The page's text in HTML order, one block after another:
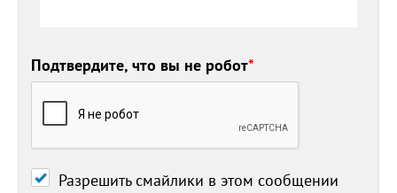
Подтвердите, что вы не робот*
Разрешить смайлики в этом сообщении